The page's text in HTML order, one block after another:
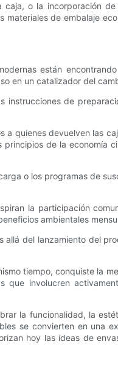
caja, o la incorporación
materiales de embalaje
están
en un catalizador del
instrucciones de
a quienes devuelven las
de la economía
o los programas de
la participación
ambientales
allá del lanzamiento del
tiempo, conquiste la
que involucren
la funcionalidad, la
se convierten en una
hoy las ideas de